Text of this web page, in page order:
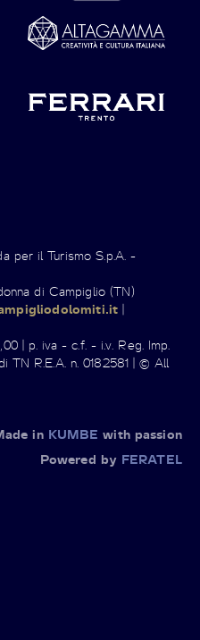
per il Turismo S.p.A. -
di Campiglio (TN)
|
| p. iva - c.f. - i.v. Reg. Imp.
TN R.E.A. n. 0182581 | © All
in KUMBE with passion
Powered by FERATEL